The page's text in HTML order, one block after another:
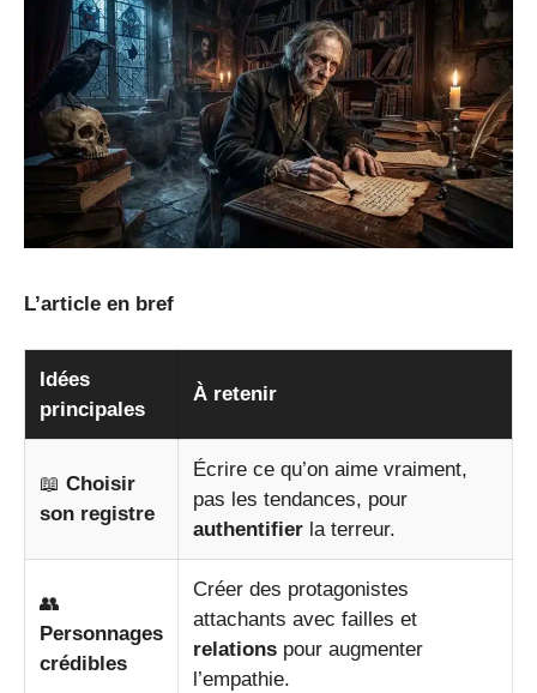
L’article en bref
Idées
principales
À retenir
📖 Choisir
son registre
Écrire ce qu’on aime vraiment,
pas les tendances, pour
authentifier la terreur.
👥
Personnages
crédibles
Créer des protagonistes
attachants avec failles et
relations pour augmenter
l’empathie.